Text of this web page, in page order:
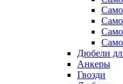
Дюбели
Анкеры
Гвозди